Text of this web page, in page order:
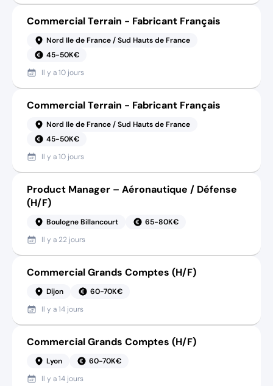
Commercial Terrain - Fabricant Français
Nord Ile de France / Sud Hauts de France
45-50K€
Il y a10 jours
Commercial Terrain - Fabricant Français
Nord Ile de France / Sud Hauts de France
45-50K€
Il y a10 jours
Product Manager – Aéronautique / Défense
(H/F)
Boulogne Billancourt
65-80K€
Il y a 22 jours
Commercial Grands Comptes (H/F)
Dijon
60-70K€
Il y a14 jours
Commercial Grands Comptes (H/F)
Lyon
60-70K€
Il y a14 jours